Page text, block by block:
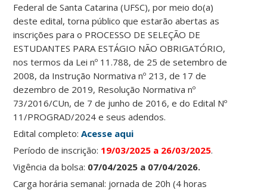
Federal de Santa Catarina (UFSC), por meio do(a)
deste edital, torna público que estarão abertas as
inscrições para o PROCESSO DE SELEÇÃO DE
ESTUDANTES PARA ESTÁGIO NÃO OBRIGATÓRIO,
nos termos da Lei nº 11.788, de 25 de setembro de
2008, da Instrução Normativa nº 213, de 17 de
dezembro de 2019, Resolução Normativa nº
73/2016/CUn, de 7 de junho de 2016, e do Edital Nº
11/PROGRAD/2024 e seus adendos.
Edital completo:Acesse aqui
Período de inscrição: 19/03/2025 a 26/03/2025.
Vigência da bolsa: 07/04/2025 a 07/04/2026.
Carga horária semanal: jornada de 20h (4 horas